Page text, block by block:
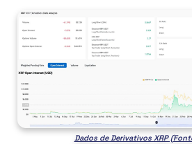
Dados de Derivativos XRP